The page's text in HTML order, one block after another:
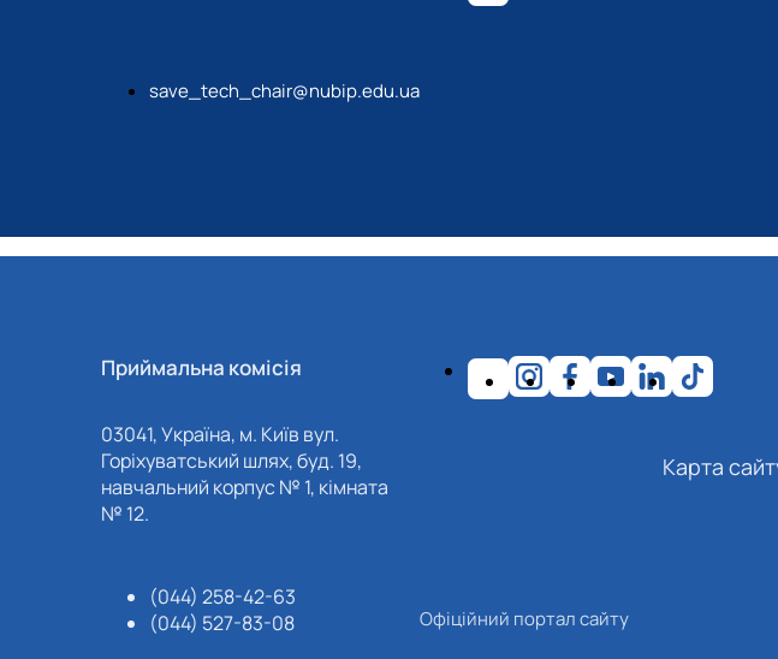
save_tech_chair@nubip.edu.ua
Приймальна комісія
03041, Україна, м. Київ вул.
Горіхуватський шлях, буд. 19,
навчальний корпус № 1, кімната
№ 12.
(044) 258-42-63
(044) 527-83-08
Карта
Офіційний портал сайту